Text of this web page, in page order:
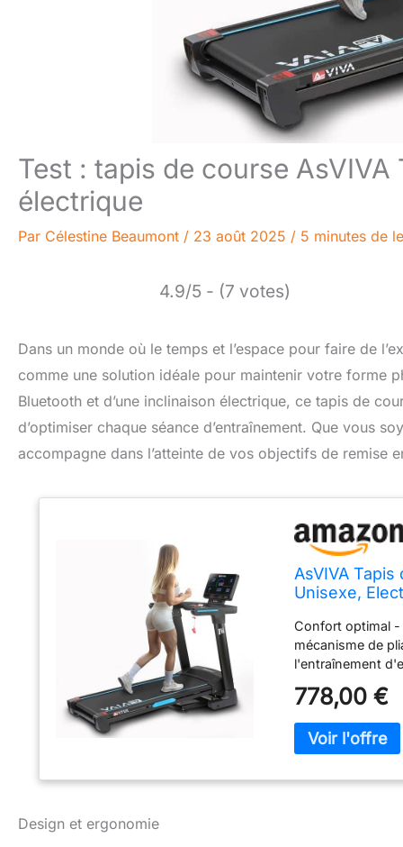
Test : tapis de course
électrique
Par Célestine Beaumont / 23 août 2025 / 5 minutes de
4.9/5 - (7 votes)
Dans un monde où le temps et l’espace pour faire de
comme une solution idéale pour maintenir votre forme
Bluetooth et d’une inclinaison électrique, ce tapis de
d’optimiser chaque séance d’entraînement. Que vous
accompagne dans l’atteinte de vos objectifs de
AsVIVA
Unisexe,
Confort optimal -
mécanisme de
l'entraînement
de notre vélo
garantit une
Détails
de fitness
capteurs de
778,00 €
Design et ergonomie